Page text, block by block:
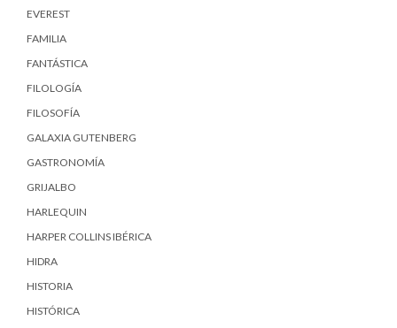
EVEREST
FAMILIA
FANTÁSTICA
FILOLOGÍA
FILOSOFÍA
GALAXIA GUTENBERG
GASTRONOMÍA
GRIJALBO
HARLEQUIN
HARPER COLLINS IBÉRICA
HIDRA
HISTORIA
HISTÓRICA